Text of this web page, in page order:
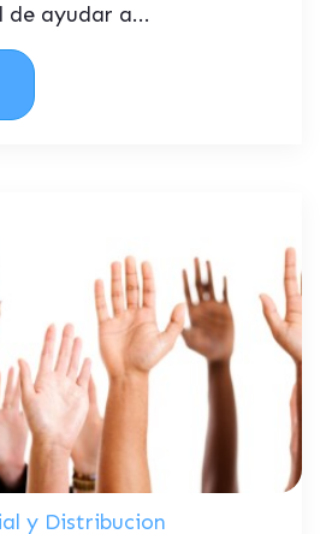
de ayudar a...
y Distribucion